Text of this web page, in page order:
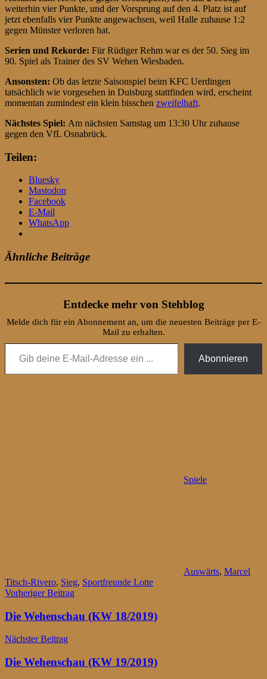
weiterhin vier Punkte, und der Vorsprung auf den 4. Platz ist auf
jetzt ebenfalls vier Punkte angewachsen, weil Halle zuhause 1:2
gegen Münster verloren hat.
Serien und Rekorde: Für Rüdiger Rehm war es der 50. Sieg im
90. Spiel als Trainer des SV Wehen Wiesbaden.
Ansonsten: Ob das letzte Saisonspiel beim KFC Uerdingen
tatsächlich wie vorgesehen in Duisburg stattfinden wird, erscheint
momentan zumindest ein klein bisschen zweifelhaft.
Nächstes Spiel: Am nächsten Samstag um 13:30 Uhr zuhause
gegen den VfL Osnabrück.
Teilen:
Bluesky
Mastodon
Facebook
E-Mail
WhatsApp
Ähnliche Beiträge
Entdecke mehr von Stehblog
Melde dich für ein Abonnement an, um die neuesten Beiträge per E-
Mail zu erhalten.
Gib deine E-Mail-Adresse ein ...
Abonnieren
Spiele
Auswärts, Marcel
Titsch-Rivero, Sieg, Sportfreunde Lotte
Beitragsnavigation
Vorheriger Beitrag
Die Wehenschau (KW 18/2019)
Nächster Beitrag
Die Wehenschau (KW 19/2019)